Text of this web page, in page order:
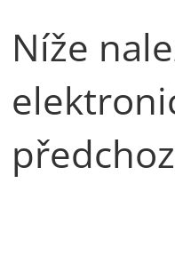
Níže